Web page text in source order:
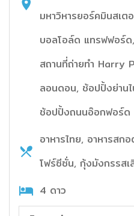
มหาวิหารยอร์คมินสเต
บอลโอล์ด แทรฟฟอร์ด
สถานที่ถ่ายทำ Harry
ลอนดอน, ช้อปปิ้งย่าน
ช้อปปิ้งถนนอ๊อกฟอร์ด
อาหารไทย, อาหารสก
โฟร์ซีซั่น, กุ้งมังกรรสเ
4 ดาว